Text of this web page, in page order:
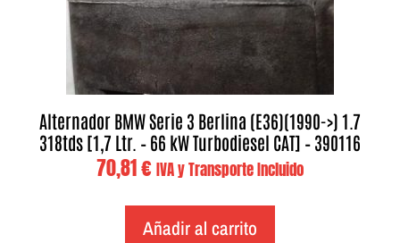
Alternador BMW Serie 3 Berlina (E36)(1990->) 1.7
318tds [1,7 Ltr. – 66 kW Turbodiesel CAT] – 390116
70,81€ IVA y Transporte Incluido
Añadir al carrito